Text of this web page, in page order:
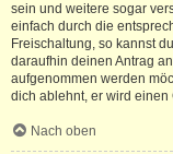
sein und weitere sogar
einfach durch die
Freischaltung, so kannst
daraufhin deinen Antrag
aufgenommen werden
dich ablehnt, er wird einen
Nach oben